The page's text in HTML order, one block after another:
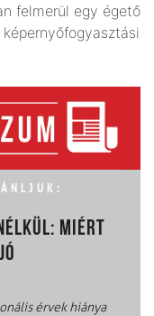
felmerül egy égető
MIÉRT
érvek hiánya